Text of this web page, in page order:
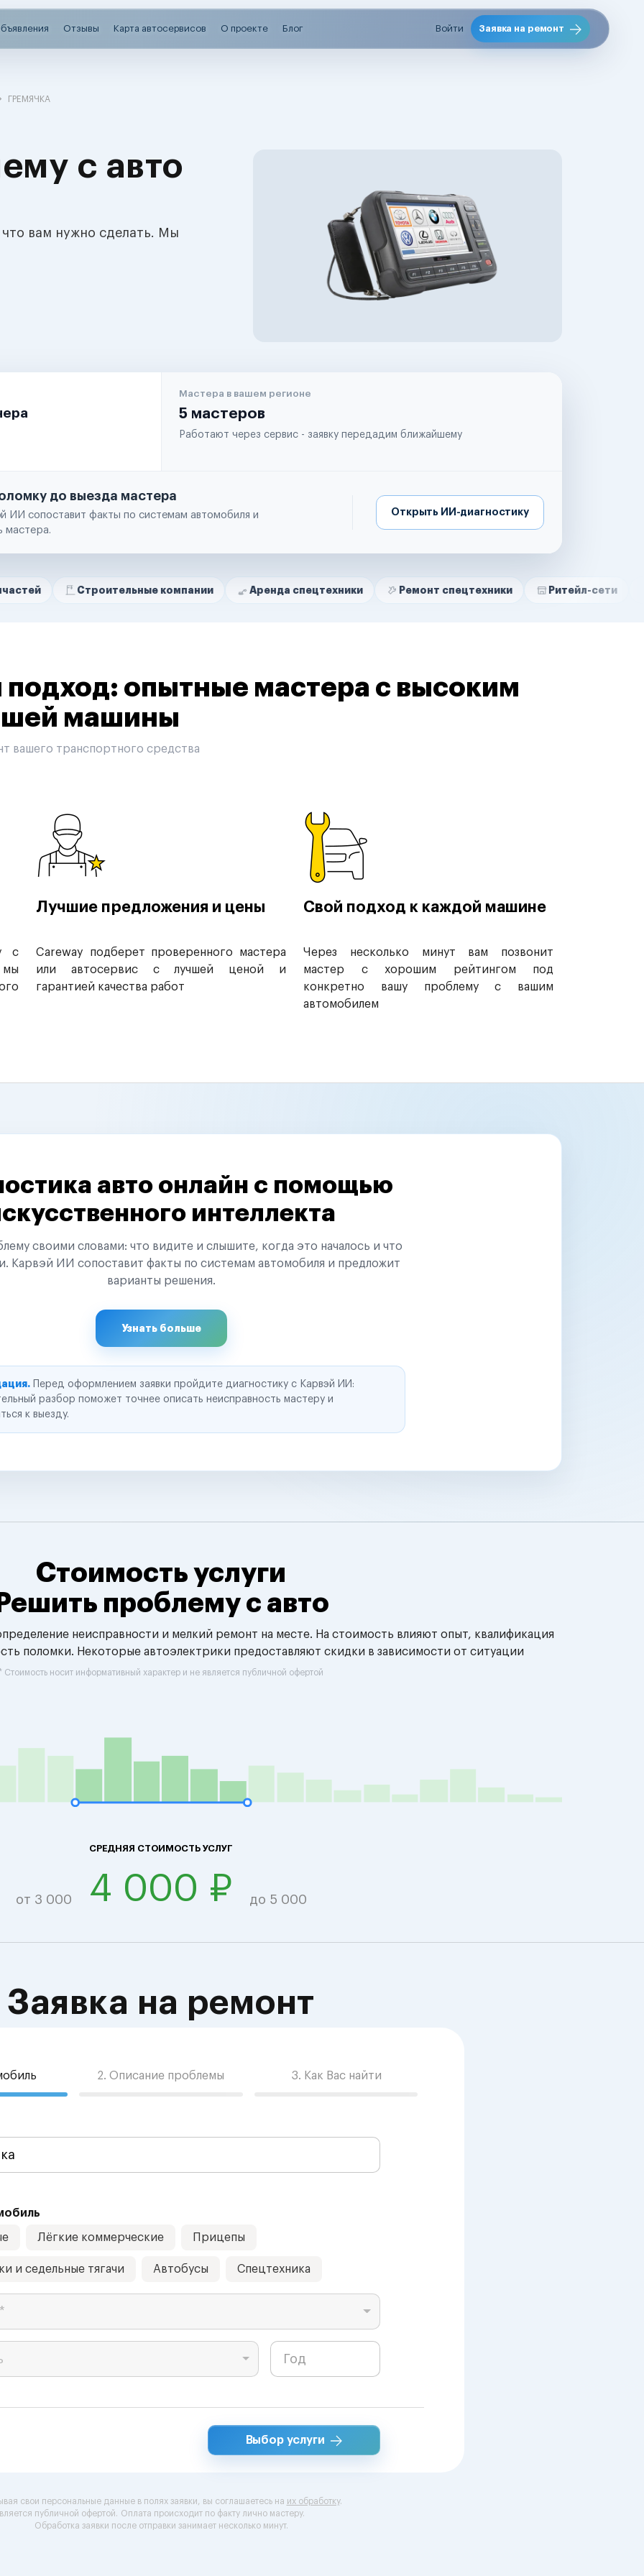
Отзывы Карта автосервисов О проекте Блог Войти Заявка на ремонт
ГРЕМЯЧКА
с авто
вам нужно сделать. Мы
Мастера в вашем регионе
5 мастеров
Работают через сервис - заявку передадим ближайшему
до выезда мастера
ИИ сопоставит факты по системам автомобиля и
мастера.
Открыть ИИ-диагностику
Строительные компании Аренда спецтехники Ремонт спецтехники Ритейл-сети
опытные мастера с высоким
машины
вашего транспортного средства
с
мы
Лучшие предложения и цены
Careway подберет проверенного мастера
или автосервис с лучшей ценой и
гарантией качества работ
Свой подход к каждой машине
Через несколько минут вам позвонит
мастер с хорошим рейтингом под
конкретно вашу проблему с вашим
автомобилем
авто онлайн с помощью
интеллекта
своими словами: что видите и слышите, когда это началось и что
Карвэй ИИ сопоставит факты по системам автомобиля и предложит
варианты решения.
Узнать больше
Перед оформлением заявки пройдите диагностику с Карвэй ИИ:
разбор поможет точнее описать неисправность мастеру и
к выезду.
Стоимость услуги
Решить проблему с авто
неисправности и мелкий ремонт на месте. На стоимость влияют опыт, квалификация
поломки. Некоторые автоэлектрики предоставляют скидки в зависимости от ситуации
Стоимость носит информативный характер и не является публичной офертой
СРЕДНЯЯ СТОИМОСТЬ УСЛУГ
от 3 000 4 000 ₽ до 5 000
Заявка на ремонт
2. Описание проблемы 3. Как Вас найти
Лёгкие коммерческие Прицепы
и седельные тягачи Автобусы Спецтехника
Выбор услуги
свои персональные данные в полях заявки, вы соглашаетесь на их обработку.
публичной офертой. Оплата происходит по факту лично мастеру.
Обработка заявки после отправки занимает несколько минут.